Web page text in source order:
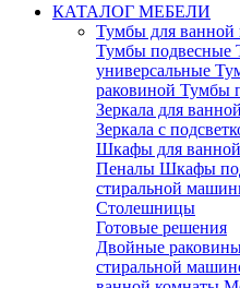
КАТАЛОГ МЕБЕЛИ
Тумбы для ванной
Тумбы подвесные
универсальные
раковиной Тумбы
Зеркала для
Зеркала с
Шкафы для
Пеналы Шкафы
стиральной
Столешницы
Готовые решения
Двойные
стиральной